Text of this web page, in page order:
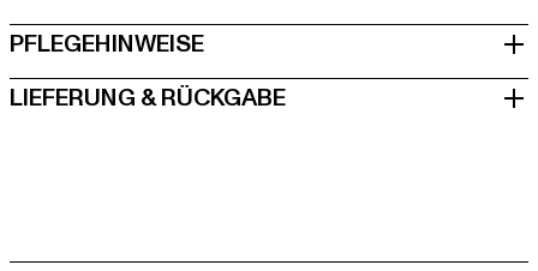
PFLEGEHINWEISE
LIEFERUNG & RÜCKGABE